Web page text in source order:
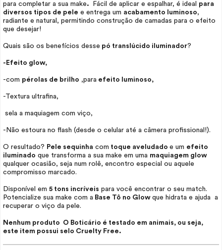
para completar a sua make. Fácil de aplicar e espalhar, é ideal para
diversos tipos de pele e entrega um acabamento luminoso,
radiante e natural, permitindo construção de camadas para o efeito
que desejar!
Quais são os benefícios desse pó translúcido iluminador?
-Efeito glow,
-com pérolas de brilho ,para efeito luminoso,
-Textura ultrafina,
sela a maquiagem com viço,
-Não estoura no flash (desde o celular até a câmera profissional!).
O resultado? Pele sequinha com toque aveludado e um efeito
iluminado que transforma a sua make em uma maquiagem glow
qualquer ocasião, seja num rolê, encontro especial ou aquele
compromisso marcado.
Disponível em 5 tons incríveis para você encontrar o seu match.
Potencialize sua make com a Base Tô no Glow que hidrata e ajuda a
recuperar o viço da pele.
Nenhum produto O Boticário é testado em animais, ou seja,
este item possui selo Cruelty Free.